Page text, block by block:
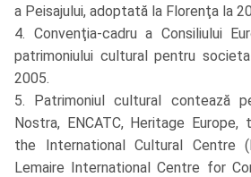
a Peisajului, adoptată la Florenţa la
4. Convenţia-cadru a Consiliului
patrimoniului cultural pentru
2005.
5. Patrimoniul cultural contează
Nostra, ENCATC, Heritage Europe,
the International Cultural Centre
Lemaire International Centre for